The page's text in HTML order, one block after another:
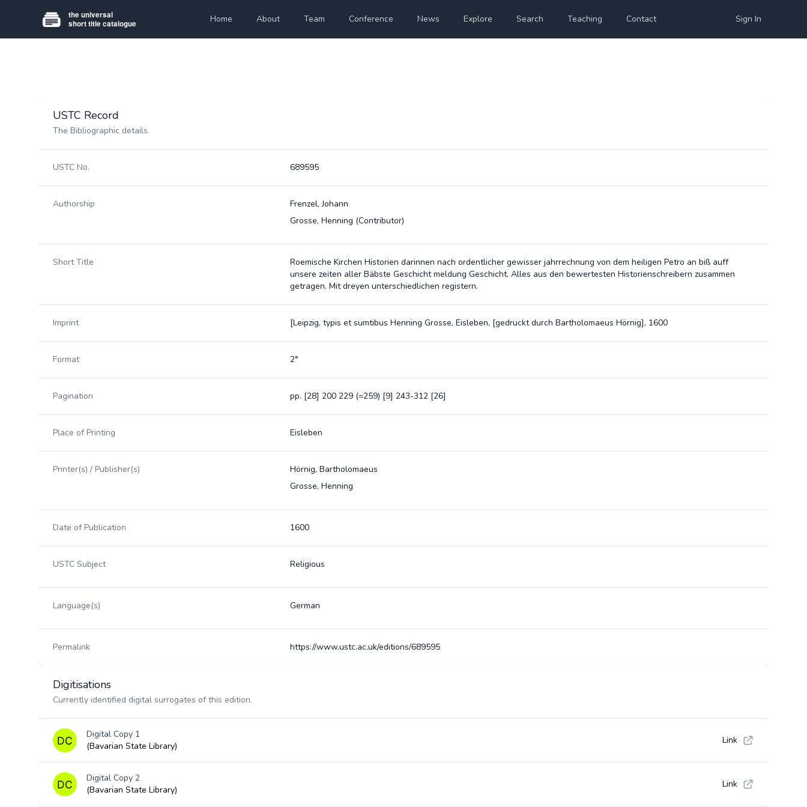
Home About Team Conference News Explore Search Teaching Contact Sign In
USTC Record
The Bibliographic details.
USTC No. 689595
Authorship
Frenzel, Johann
Grosse, Henning (Contributor)
Short Title
Roemische Kirchen Historien darinnen nach ordentlicher gewisser jahrrechnung von dem heiligen Petro an biß auff
unsere zeiten aller Bäbste Geschicht meldung Geschicht. Alles aus den bewertesten Historienschreibern zusammen
getragen. Mit dreyen unterschiedlichen registern.
Imprint [Leipzig, typis et sumtibus Henning Grosse, Eisleben, [gedruckt durch Bartholomaeus Hörnig], 1600
Format 2°
Pagination pp. [28] 200 229 (=259) [9] 243-312 [26]
Place of Printing Eisleben
Printer(s) / Publisher(s)
Hörnig, Bartholomaeus
Grosse, Henning
Date of Publication 1600
USTC Subject Religious
Language(s) German
Permalink https://www.ustc.ac.uk/editions/689595
Digitisations
Currently identified digital surrogates of this edition.
Digital Copy 1
(Bavarian State Library)
Link
Digital Copy 2
(Bavarian State Library)
Link